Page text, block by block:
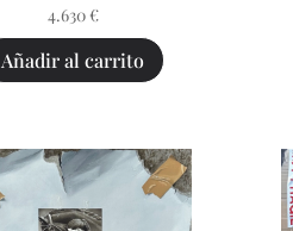
4.630 €
Añadir al carrito